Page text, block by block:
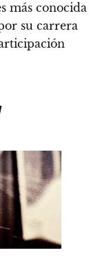
más conocida
su carrera